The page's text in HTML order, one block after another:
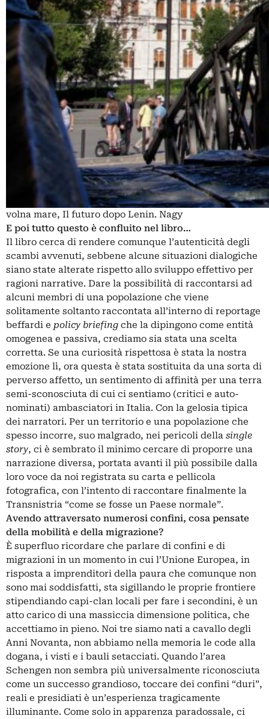
volna mare, Il futuro dopo Lenin. Nagy
E poi tutto questo è confluito nel libro…
Il libro cerca di rendere comunque l’autenticità degli
scambi avvenuti, sebbene alcune situazioni dialogiche
siano state alterate rispetto allo sviluppo effettivo per
ragioni narrative. Dare la possibilità di raccontarsi ad
alcuni membri di una popolazione che viene
solitamente soltanto raccontata all’interno di reportage
beffardi e policy briefing che la dipingono come entità
omogenea e passiva, crediamo sia stata una scelta
corretta. Se una curiosità rispettosa è stata la nostra
emozione lì, ora questa è stata sostituita da una sorta di
perverso affetto, un sentimento di affinità per una terra
semi-sconosciuta di cui ci sentiamo (critici e auto-
nominati) ambasciatori in Italia. Con la gelosia tipica
dei narratori. Per un territorio e una popolazione che
spesso incorre, suo malgrado, nei pericoli della single
story, ci è sembrato il minimo cercare di proporre una
narrazione diversa, portata avanti il più possibile dalla
loro voce da noi registrata su carta e pellicola
fotografica, con l’intento di raccontare finalmente la
Transnistria “come se fosse un Paese normale”.
Avendo attraversato numerosi confini, cosa pensate
della mobilità e della migrazione?
È superfluo ricordare che parlare di confini e di
migrazioni in un momento in cui l’Unione Europea, in
risposta a imprenditori della paura che comunque non
sono mai soddisfatti, sta sigillando le proprie frontiere
stipendiando capi-clan locali per fare i secondini, è un
atto carico di una massiccia dimensione politica, che
accettiamo in pieno. Noi tre siamo nati a cavallo degli
Anni Novanta, non abbiamo nella memoria le code alla
dogana, i visti e i bauli setacciati. Quando l’area
Schengen non sembra più universalmente riconosciuta
come un successo grandioso, toccare dei confini “duri”,
reali e presidiati è un’esperienza tragicamente
illuminante. Come solo in apparenza paradossale, ci